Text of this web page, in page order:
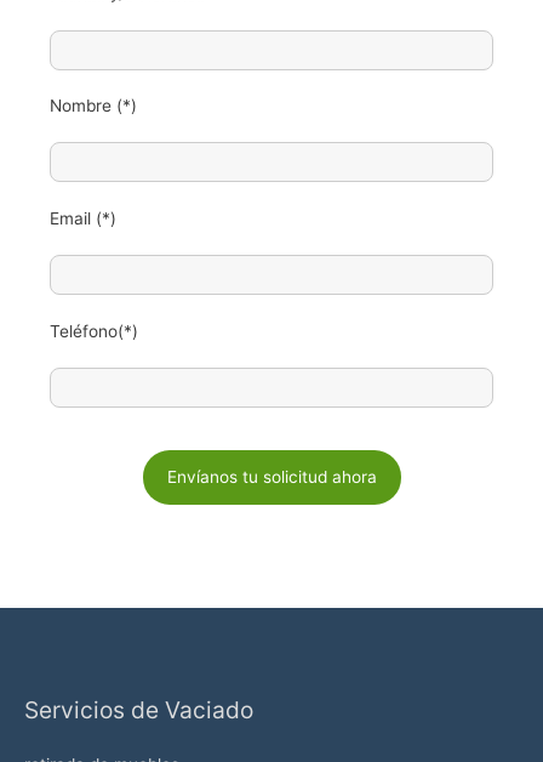
Nombre (*)
Email (*)
Teléfono(*)
v
,
Servicios de Vaciado